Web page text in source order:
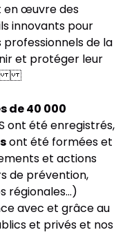
en œuvre des
innovants pour
de la
et protéger leur
de 40 000
ont été enregistrés,
ont été formées et
et actions
de prévention,
régionales…)
avec et grâce au
et privés et nos